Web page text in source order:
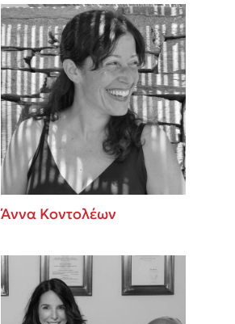
Άννα Κοντολέων